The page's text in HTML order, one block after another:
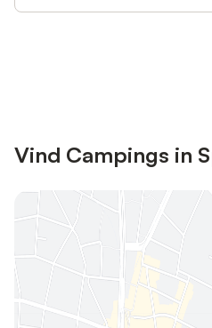
Vind Campings in